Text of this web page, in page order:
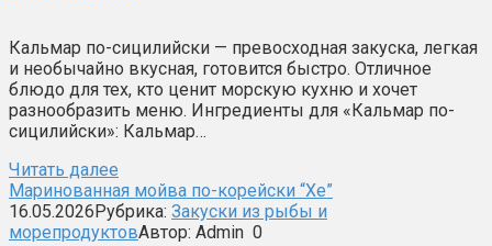
Кальмар по-сицилийски — превосходная закуска, легкая
и необычайно вкусная, готовится быстро. Отличное
блюдо для тех, кто ценит морскую кухню и хочет
разнообразить меню. Ингредиенты для «Кальмар по-
сицилийски»: Кальмар…
Читать далее
Маринованная мойва по-корейски “Хе”
16.05.2026Рубрика: Закуски из рыбы и
морепродуктовАвтор: Admin 0